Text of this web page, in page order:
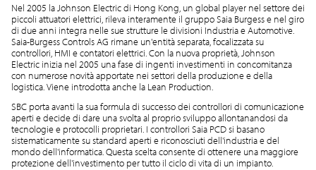
Nel 2005 la Johnson Electric di Hong Kong, un global player nel settore dei
piccoli attuatori elettrici, rileva interamente il gruppo Saia Burgess e nel giro
di due anni integra nelle sue strutture le divisioni Industria e Automotive.
Saia-Burgess Controls AG rimane un'entità separata, focalizzata su
controllori, HMI e contatori elettrici. Con la nuova proprietà, Johnson
Electric inizia nel 2005 una fase di ingenti investimenti in concomitanza
con numerose novità apportate nei settori della produzione e della
logistica. Viene introdotta anche la Lean Production.
SBC porta avanti la sua formula di successo dei controllori di comunicazione
aperti e decide di dare una svolta al proprio sviluppo allontanandosi da
tecnologie e protocolli proprietari. I controllori Saia PCD si basano
sistematicamente su standard aperti e riconosciuti dell'industria e del
mondo dell'informatica. Questa scelta consente di ottenere una maggiore
protezione dell'investimento per tutto il ciclo di vita di un impianto.